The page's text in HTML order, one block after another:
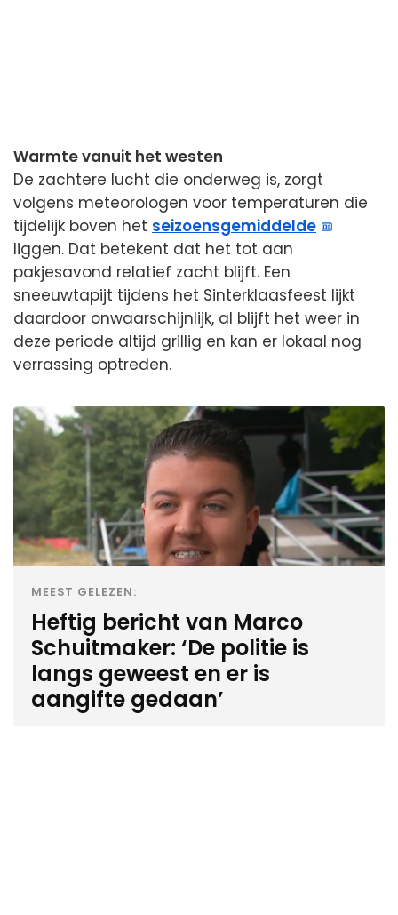
Warmte vanuit het westen
De zachtere lucht die onderweg is, zorgt
volgens meteorologen voor temperaturen die
tijdelijk boven het seizoensgemiddelde
liggen. Dat betekent dat het tot aan
pakjesavond relatief zacht blijft. Een
sneeuwtapijt tijdens het Sinterklaasfeest lijkt
daardoor onwaarschijnlijk, al blijft het weer in
deze periode altijd grillig en kan er lokaal nog
verrassing optreden.
MEEST GELEZEN:
Heftig bericht van Marco
Schuitmaker: ‘De politie is
langs geweest en er is
aangifte gedaan’